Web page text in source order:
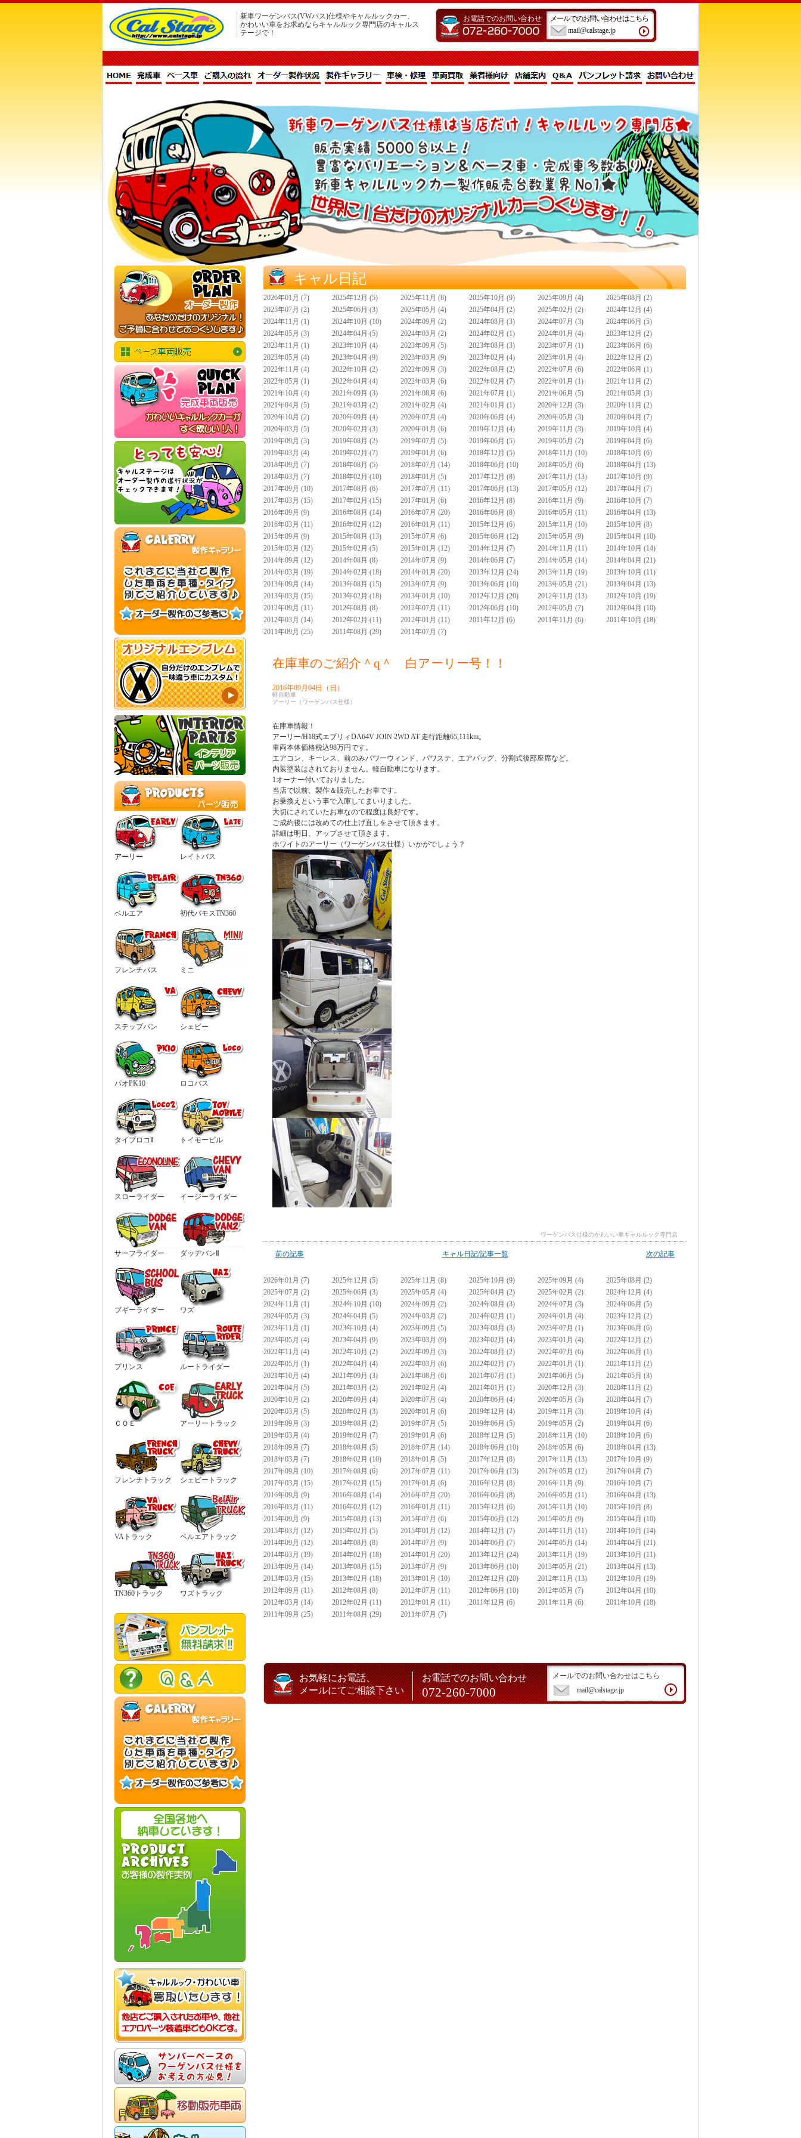
新車ワーゲンバス(VWバス)仕様やキャルルックカー、
かわいい車をお求めならキャルルック専門店のキャルス
テージで！
お電話でのお問い合わせ
メールでのお問い合わせはこちら
mail@calstage.jp
アーリー レイトバス
ベルエア 初代バモスTN360
フレンチバス ミニ
ステップバン シェビー
パオPK10 ロコバス
タイプロコⅡ トイモービル
スローライダー イージーライダー
サーフライダー ダッヂバンⅡ
ブギーライダー ワズ
プリンス ルートライダー
ＣＯＥ アーリートラック
フレンチトラック シェビートラック
VAトラック ベルエアトラック
TN360トラック ワズトラック
キャル日記
2026年01月 (7) 2025年12月 (5) 2025年11月 (8) 2025年10月 (9) 2025年09月 (4)
2025年08月 (2)
2025年07月 (2)
2025年06月 (3) 2025年05月 (4) 2025年04月 (2) 2025年02月 (2)
2024年12月 (4)
2024年11月 (1)
2024年10月 (10) 2024年09月 (2) 2024年08月 (3) 2024年07月 (3)
2024年06月 (5)
2024年05月 (3)
2024年04月 (5) 2024年03月 (2) 2024年02月 (1) 2024年01月 (4)
2023年12月 (2)
2023年11月 (1)
2023年10月 (4) 2023年09月 (5) 2023年08月 (3) 2023年07月 (1)
2023年06月 (6)
2023年05月 (4)
2023年04月 (9) 2023年03月 (9) 2023年02月 (4) 2023年01月 (4)
2022年12月 (2)
2022年11月 (4)
2022年10月 (2) 2022年09月 (3) 2022年08月 (2) 2022年07月 (6)
2022年06月 (1)
2022年05月 (1)
2022年04月 (4) 2022年03月 (6) 2022年02月 (7) 2022年01月 (1)
2021年11月 (2)
2021年10月 (4)
2021年09月 (3) 2021年08月 (6) 2021年07月 (1) 2021年06月 (5)
2021年05月 (3)
2021年04月 (5)
2021年03月 (2) 2021年02月 (4) 2021年01月 (1) 2020年12月 (3)
2020年11月 (2)
2020年10月 (2)
2020年09月 (4) 2020年07月 (4) 2020年06月 (4) 2020年05月 (3)
2020年04月 (7)
2020年03月 (5)
2020年02月 (3) 2020年01月 (6) 2019年12月 (4) 2019年11月 (3)
2019年10月 (4)
2019年09月 (3)
2019年08月 (2) 2019年07月 (5) 2019年06月 (5) 2019年05月 (2)
2019年04月 (6)
2019年03月 (4)
2019年02月 (7) 2019年01月 (6) 2018年12月 (5) 2018年11月 (10)
2018年10月 (6)
2018年09月 (7)
2018年08月 (5) 2018年07月 (14) 2018年06月 (10) 2018年05月 (6)
2018年04月 (13)
2018年03月 (7)
2018年02月 (10) 2018年01月 (5) 2017年12月 (8) 2017年11月 (13)
2017年10月 (9)
2017年09月 (10)
2017年08月 (6) 2017年07月 (11) 2017年06月 (13) 2017年05月 (12)
2017年04月 (7)
2017年03月 (15)
2017年02月 (15) 2017年01月 (6) 2016年12月 (8) 2016年11月 (9)
2016年10月 (7)
2016年09月 (9)
2016年08月 (14) 2016年07月 (20) 2016年06月 (8) 2016年05月 (11)
2016年04月 (13)
2016年03月 (11)
2016年02月 (12) 2016年01月 (11) 2015年12月 (6) 2015年11月 (10)
2015年10月 (8)
2015年09月 (9)
2015年08月 (13) 2015年07月 (6) 2015年06月 (12) 2015年05月 (9)
2015年04月 (10)
2015年03月 (12)
2015年02月 (5) 2015年01月 (12) 2014年12月 (7) 2014年11月 (11)
2014年10月 (14)
2014年09月 (12)
2014年08月 (8) 2014年07月 (9) 2014年06月 (7) 2014年05月 (14)
2014年04月 (21)
2014年03月 (19)
2014年02月 (18) 2014年01月 (20) 2013年12月 (24) 2013年11月 (19)
2013年10月 (11)
2013年09月 (14)
2013年08月 (15) 2013年07月 (9) 2013年06月 (10) 2013年05月 (21)
2013年04月 (13)
2013年03月 (15)
2013年02月 (18) 2013年01月 (10) 2012年12月 (20) 2012年11月 (13)
2012年10月 (19)
2012年09月 (11)
2012年08月 (8) 2012年07月 (11) 2012年06月 (10) 2012年05月 (7)
2012年04月 (10)
2012年03月 (14)
2012年02月 (11) 2012年01月 (11) 2011年12月 (6) 2011年11月 (6)
2011年10月 (18)
2011年09月 (25)
2011年08月 (29) 2011年07月 (7)
在庫車のご紹介＾q＾ 白アーリー号！！
2016年09月04日（日）
軽自動車
アーリー（ワーゲンバス仕様）
在庫車情報！
アーリー/H18式エブリィDA64V JOIN 2WD AT 走行距離65,111km。
車両本体価格税込98万円です。
エアコン、キーレス、前のみパワーウィンド、パワステ、エアバッグ、分割式後部座席など。
内装塗装はされておりません。軽自動車になります。
1オーナー付いておりました。
当店で以前、製作＆販売したお車です。
お乗換えという事で入庫してまいりました。
大切にされていたお車なので程度は良好です。
ご成約後には改めての仕上げ直しをさせて頂きます。
詳細は明日、アップさせて頂きます。
ホワイトのアーリー（ワーゲンバス仕様）いかがでしょう？
ワーゲンバス仕様のかわいい車キャルルック専門店
前の記事 キャル日記/記事一覧 次の記事
2026年01月 (7) 2025年12月 (5) 2025年11月 (8) 2025年10月 (9) 2025年09月 (4)
2025年08月 (2)
2025年07月 (2)
2025年06月 (3) 2025年05月 (4) 2025年04月 (2) 2025年02月 (2)
2024年12月 (4)
2024年11月 (1)
2024年10月 (10) 2024年09月 (2) 2024年08月 (3) 2024年07月 (3)
2024年06月 (5)
2024年05月 (3)
2024年04月 (5) 2024年03月 (2) 2024年02月 (1) 2024年01月 (4)
2023年12月 (2)
2023年11月 (1)
2023年10月 (4) 2023年09月 (5) 2023年08月 (3) 2023年07月 (1)
2023年06月 (6)
2023年05月 (4)
2023年04月 (9) 2023年03月 (9) 2023年02月 (4) 2023年01月 (4)
2022年12月 (2)
2022年11月 (4)
2022年10月 (2) 2022年09月 (3) 2022年08月 (2) 2022年07月 (6)
2022年06月 (1)
2022年05月 (1)
2022年04月 (4) 2022年03月 (6) 2022年02月 (7) 2022年01月 (1)
2021年11月 (2)
2021年10月 (4)
2021年09月 (3) 2021年08月 (6) 2021年07月 (1) 2021年06月 (5)
2021年05月 (3)
2021年04月 (5)
2021年03月 (2) 2021年02月 (4) 2021年01月 (1) 2020年12月 (3)
2020年11月 (2)
2020年10月 (2)
2020年09月 (4) 2020年07月 (4) 2020年06月 (4) 2020年05月 (3)
2020年04月 (7)
2020年03月 (5)
2020年02月 (3) 2020年01月 (6) 2019年12月 (4) 2019年11月 (3)
2019年10月 (4)
2019年09月 (3)
2019年08月 (2) 2019年07月 (5) 2019年06月 (5) 2019年05月 (2)
2019年04月 (6)
2019年03月 (4)
2019年02月 (7) 2019年01月 (6) 2018年12月 (5) 2018年11月 (10)
2018年10月 (6)
2018年09月 (7)
2018年08月 (5) 2018年07月 (14) 2018年06月 (10) 2018年05月 (6)
2018年04月 (13)
2018年03月 (7)
2018年02月 (10) 2018年01月 (5) 2017年12月 (8) 2017年11月 (13)
2017年10月 (9)
2017年09月 (10)
2017年08月 (6) 2017年07月 (11) 2017年06月 (13) 2017年05月 (12)
2017年04月 (7)
2017年03月 (15)
2017年02月 (15) 2017年01月 (6) 2016年12月 (8) 2016年11月 (9)
2016年10月 (7)
2016年09月 (9)
2016年08月 (14) 2016年07月 (20) 2016年06月 (8) 2016年05月 (11)
2016年04月 (13)
2016年03月 (11)
2016年02月 (12) 2016年01月 (11) 2015年12月 (6) 2015年11月 (10)
2015年10月 (8)
2015年09月 (9)
2015年08月 (13) 2015年07月 (6) 2015年06月 (12) 2015年05月 (9)
2015年04月 (10)
2015年03月 (12)
2015年02月 (5) 2015年01月 (12) 2014年12月 (7) 2014年11月 (11)
2014年10月 (14)
2014年09月 (12)
2014年08月 (8) 2014年07月 (9) 2014年06月 (7) 2014年05月 (14)
2014年04月 (21)
2014年03月 (19)
2014年02月 (18) 2014年01月 (20) 2013年12月 (24) 2013年11月 (19)
2013年10月 (11)
2013年09月 (14)
2013年08月 (15) 2013年07月 (9) 2013年06月 (10) 2013年05月 (21)
2013年04月 (13)
2013年03月 (15)
2013年02月 (18) 2013年01月 (10) 2012年12月 (20) 2012年11月 (13)
2012年10月 (19)
2012年09月 (11)
2012年08月 (8) 2012年07月 (11) 2012年06月 (10) 2012年05月 (7)
2012年04月 (10)
2012年03月 (14)
2012年02月 (11) 2012年01月 (11) 2011年12月 (6) 2011年11月 (6)
2011年10月 (18)
2011年09月 (25)
2011年08月 (29) 2011年07月 (7)
お気軽にお電話、
メールにてご相談下さい
お電話でのお問い合わせ
072-260-7000
メールでのお問い合わせはこちら
mail@calstage.jp